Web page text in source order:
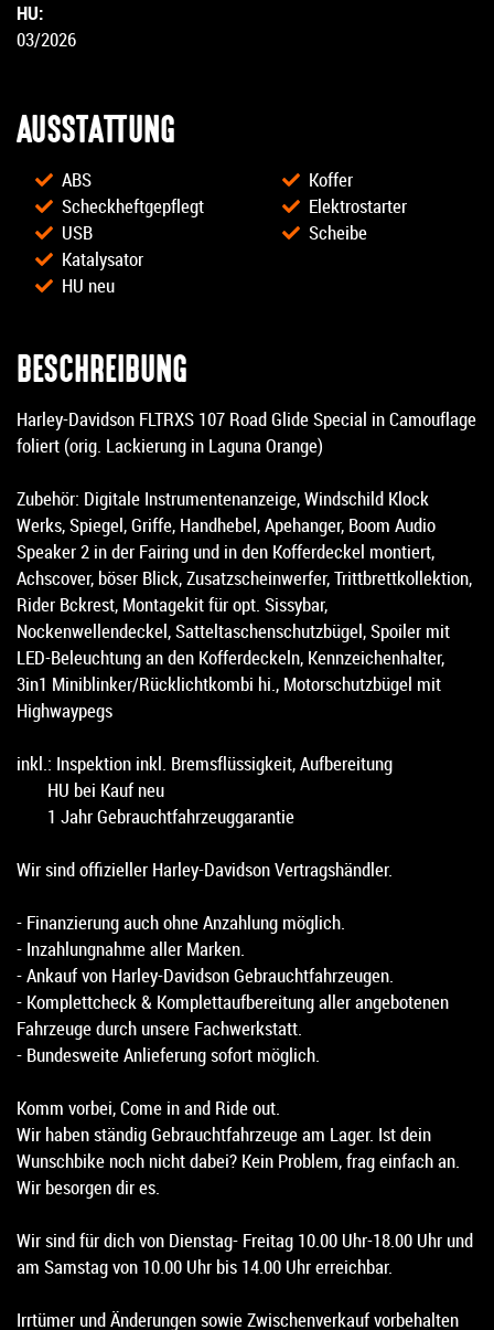
HU:
03/2026
AUSSTATTUNG
ABS
Scheckheftgepflegt
USB
Katalysator
HU neu
Koffer
Elektrostarter
Scheibe
BESCHREIBUNG
Harley-Davidson FLTRXS 107 Road Glide Special in Camouflage
foliert (orig. Lackierung in Laguna Orange)
Zubehör: Digitale Instrumentenanzeige, Windschild Klock
Werks, Spiegel, Griffe, Handhebel, Apehanger, Boom Audio
Speaker 2 in der Fairing und in den Kofferdeckel montiert,
Achscover, böser Blick, Zusatzscheinwerfer, Trittbrettkollektion,
Rider Bckrest, Montagekit für opt. Sissybar,
Nockenwellendeckel, Satteltaschenschutzbügel, Spoiler mit
LED-Beleuchtung an den Kofferdeckeln, Kennzeichenhalter,
3in1 Miniblinker/Rücklichtkombi hi., Motorschutzbügel mit
Highwaypegs
inkl.: Inspektion inkl. Bremsflüssigkeit, Aufbereitung
HU bei Kauf neu
1 Jahr Gebrauchtfahrzeuggarantie
Wir sind offizieller Harley-Davidson Vertragshändler.
- Finanzierung auch ohne Anzahlung möglich.
- Inzahlungnahme aller Marken.
- Ankauf von Harley-Davidson Gebrauchtfahrzeugen.
- Komplettcheck & Komplettaufbereitung aller angebotenen
Fahrzeuge durch unsere Fachwerkstatt.
- Bundesweite Anlieferung sofort möglich.
Komm vorbei, Come in and Ride out.
Wir haben ständig Gebrauchtfahrzeuge am Lager. Ist dein
Wunschbike noch nicht dabei? Kein Problem, frag einfach an.
Wir besorgen dir es.
Wir sind für dich von Dienstag- Freitag 10.00 Uhr-18.00 Uhr und
am Samstag von 10.00 Uhr bis 14.00 Uhr erreichbar.
Irrtümer und Änderungen sowie Zwischenverkauf vorbehalten